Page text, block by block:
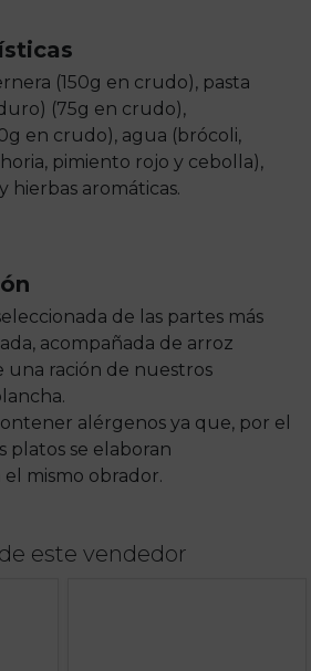
(150g en crudo), pasta
(75g en crudo),
en crudo), agua (brócoli,
pimiento rojo y cebolla),
hierbas aromáticas.
de las partes más
acompañada de arroz
una ración de nuestros
alérgenos ya que, por el
platos se elaboran
mismo obrador.
este vendedor